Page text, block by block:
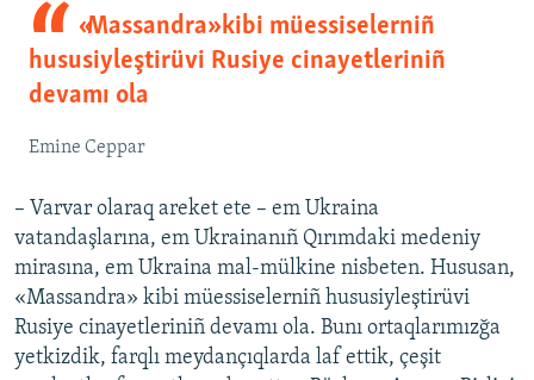
«Massandra» kibi müessiselerniñ
hususiyleştirüvi Rusiye cinayetleriniñ
devamı ola
Emine Ceppar
– Varvar olaraq areket ete – em Ukraina
vatandaşlarına, em Ukrainanıñ Qırımdaki medeniy
mirasına, em Ukraina mal-mülkine nisbeten. Hususan,
«Massandra» kibi müessiselerniñ hususiyleştirüvi
Rusiye cinayetleriniñ devamı ola. Bunı ortaqlarımızğa
yetkizdik, farqlı meydançıqlarda laf ettik, çeşit